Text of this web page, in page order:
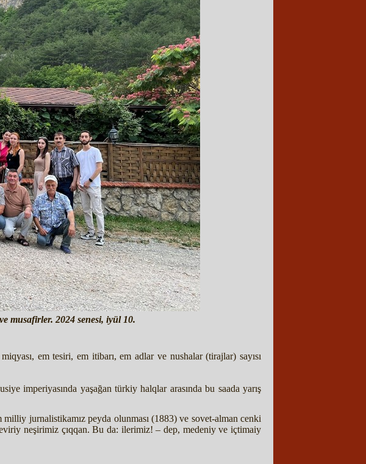
musafirler. 2024 senesi, iyül 10.
em tesiri, em itibarı, em adlar ve nushalar (tirajlar) sayısı
imperiyasında yaşağan türkiy halqlar arasında bu saada yarış
jurnalistikamız peyda olunması (1883) ve sovet-alman cenki
neşirimiz çıqqan. Bu da: ilerimiz! – dep, medeniy ve içtimaiy